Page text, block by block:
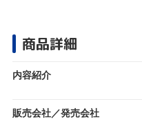
商品詳細
内容紹介
販売会社／発売会社